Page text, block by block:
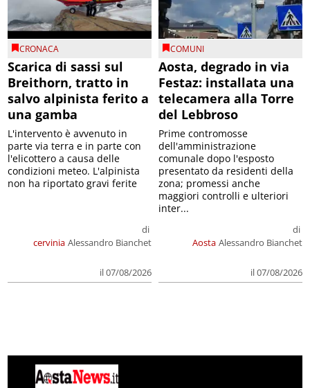
CRONACA
Scarica di sassi sul
Breithorn, tratto in
salvo alpinista ferito a
una gamba
cervinia
di
Alessandro Bianchet
il 07/08/2026
L'intervento è avvenuto in
parte via terra e in parte con
l'elicottero a causa delle
condizioni meteo. L'alpinista
non ha riportato gravi ferite
COMUNI
Aosta, degrado in via
Festaz: installata una
telecamera alla Torre
del Lebbroso
Aosta
di
Alessandro Bianchet
il 07/08/2026
Prime contromosse
dell'amministrazione
comunale dopo l'esposto
presentato da residenti della
zona; promessi anche
maggiori controlli e ulteriori
inter...